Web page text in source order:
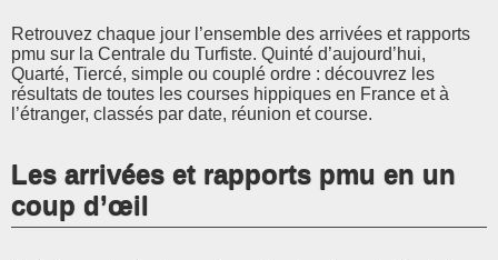
Retrouvez chaque jour l’ensemble des arrivées et rapports
pmu sur la Centrale du Turfiste. Quinté d’aujourd’hui,
Quarté, Tiercé, simple ou couplé ordre : découvrez les
résultats de toutes les courses hippiques en France et à
l’étranger, classés par date, réunion et course.
Les arrivées et rapports pmu en un
coup d’œil